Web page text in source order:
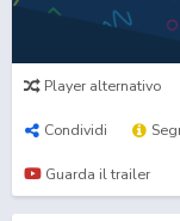
Player alternativo
Condividi
Guarda il trailer